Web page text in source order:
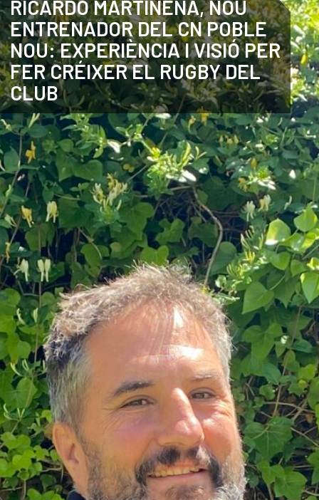
CATALÀ
RICARDO MARTINENA, NOU
ENTRENADOR DEL CN POBLE
NOU: EXPERIÈNCIA I VISIÓ PER
FER CRÉIXER EL RUGBY DEL
CLUB